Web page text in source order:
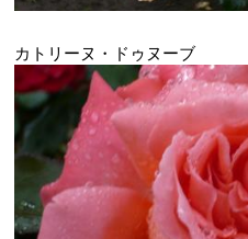
カトリーヌ・ドゥヌーブ